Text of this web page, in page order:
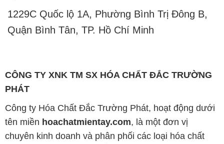
1229C Quốc lộ 1A, Phường Bình Trị Đông B,
Quận Bình Tân, TP. Hồ Chí Minh
CÔNG TY XNK TM SX HÓA CHẤT ĐẮC TRƯỜNG
PHÁT
Công ty Hóa Chất Đắc Trường Phát, hoạt động dưới
tên miền hoachatmientay.com, là một đơn vị
chuyên kinh doanh và phân phối các loại hóa chất